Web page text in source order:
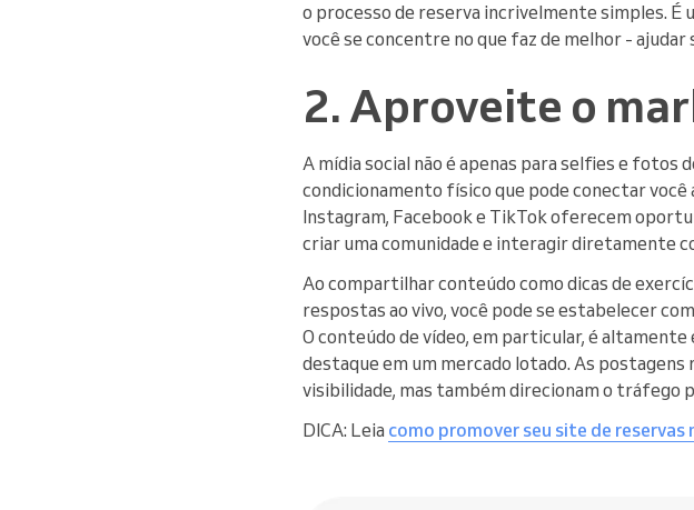
o processo de reserva incrivelmente simples. É
você se concentre no que faz de melhor -
2. Aproveite o
A mídia social não é apenas para selfies e fotos
condicionamento físico que pode conectar
Instagram, Facebook e TikTok oferecem
criar uma comunidade e interagir diretamente
Ao compartilhar conteúdo como dicas de
respostas ao vivo, você pode se estabelecer
O conteúdo de vídeo, em particular, é altamente
destaque em um mercado lotado. As
visibilidade, mas também direcionam o tráfego
DICA: Leia como promover seu site de reservas